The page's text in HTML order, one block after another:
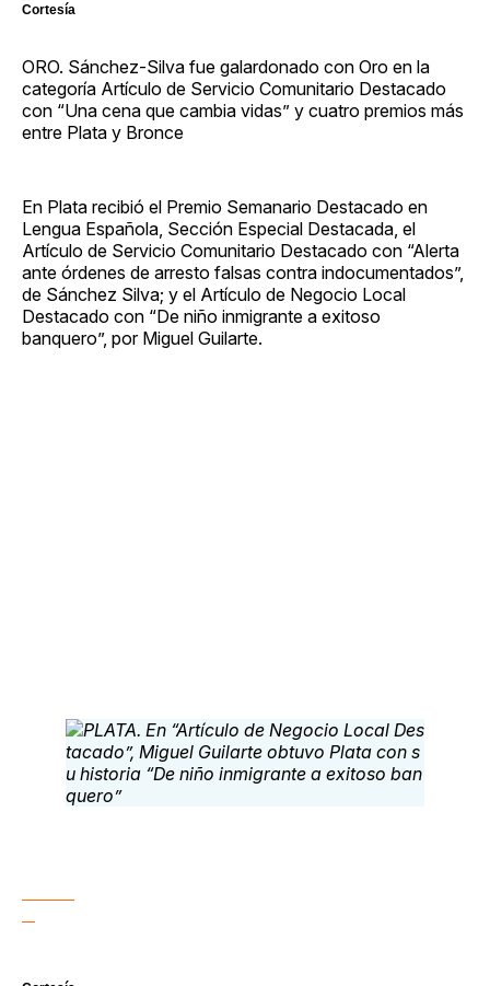
Cortesía
ORO. Sánchez-Silva fue galardonado con Oro en la
categoría Artículo de Servicio Comunitario Destacado
con “Una cena que cambia vidas” y cuatro premios más
entre Plata y Bronce
En Plata recibió el Premio Semanario Destacado en
Lengua Española, Sección Especial Destacada, el
Artículo de Servicio Comunitario Destacado con “Alerta
ante órdenes de arresto falsas contra indocumentados”,
de Sánchez Silva; y el Artículo de Negocio Local
Destacado con “De niño inmigrante a exitoso
banquero”, por Miguel Guilarte.